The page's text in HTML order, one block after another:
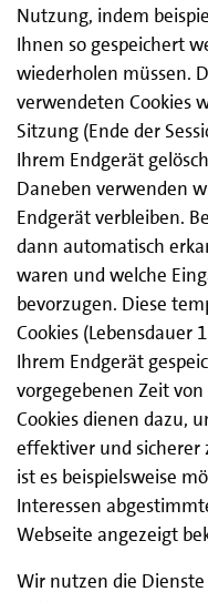
Nutzung, indem
Ihnen so gespeichert
wiederholen müssen.
verwendeten Cookies
Sitzung (Ende der
Ihrem Endgerät
Daneben verwenden
Endgerät verbleiben.
dann automatisch
waren und welche
bevorzugen. Diese
Cookies (Lebensdauer
Ihrem Endgerät
vorgegebenen Zeit
Cookies dienen dazu,
effektiver und sicherer
ist es beispielsweise
Interessen
Webseite angezeigt
Wir nutzen die